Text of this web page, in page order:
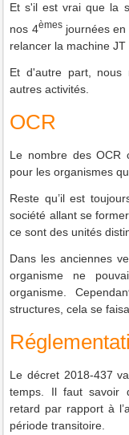
Et s'il est vrai que la
nos 4èmesjournées en
relancer la machine
Et d'autre part, nous
autres activités.
OCR
Le nombre des OCR
pour les organismes
Reste qu’il est
société allant se
ce sont des unités
Dans les anciennes
organisme ne
organisme.
structures, cela se
Le décret 2018-437
temps. Il faut savoir
retard par rapport à
période transitoire.